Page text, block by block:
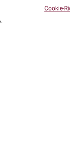
Cookie-